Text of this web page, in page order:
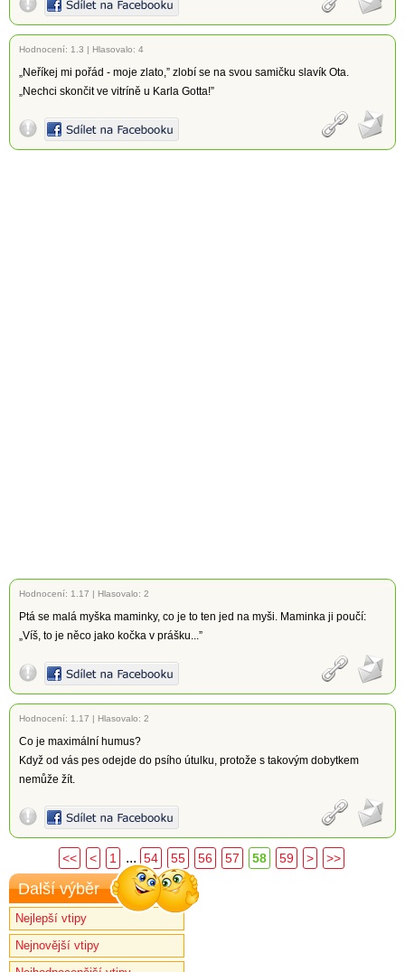
Hodnocení: 1.3 | Hlasovalo: 4
„Neříkej mi pořád - moje zlato,” zlobí se na svou samičku slavík Ota.
„Nechci skončit ve vitríně u Karla Gotta!”
Hodnocení: 1.17 | Hlasovalo: 2
Ptá se malá myška maminky, co je to ten jed na myši. Maminka ji poučí:
„Víš, to je něco jako kočka v prášku...”
Hodnocení: 1.17 | Hlasovalo: 2
Co je maximální humus?
Když od vás pes odejde do psího útulku, protože s takovým dobytkem
nemůže žít.
<< < 1 ... 54 55 56 57 58 59 > >>
Další výběr
Nejlepší vtipy
Nejnovější vtipy